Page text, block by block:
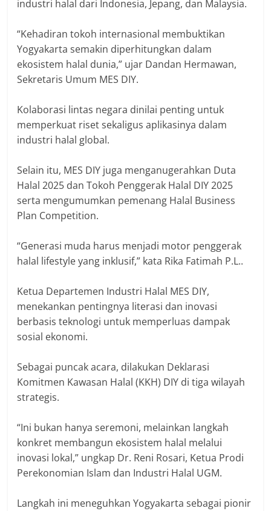
industri halal dari Indonesia, Jepang, dan Malaysia.
‎“Kehadiran tokoh internasional membuktikan
Yogyakarta semakin diperhitungkan dalam
ekosistem halal dunia,” ujar Dandan Hermawan,
Sekretaris Umum MES DIY.
‎Kolaborasi lintas negara dinilai penting untuk
memperkuat riset sekaligus aplikasinya dalam
industri halal global.
‎Selain itu, MES DIY juga menganugerahkan Duta
Halal 2025 dan Tokoh Penggerak Halal DIY 2025
serta mengumumkan pemenang Halal Business
Plan Competition.
‎“Generasi muda harus menjadi motor penggerak
halal lifestyle yang inklusif,” kata Rika Fatimah P.L..
‎Ketua Departemen Industri Halal MES DIY,
menekankan pentingnya literasi dan inovasi
berbasis teknologi untuk memperluas dampak
sosial ekonomi.
‎Sebagai puncak acara, dilakukan Deklarasi
Komitmen Kawasan Halal (KKH) DIY di tiga wilayah
strategis.
‎“Ini bukan hanya seremoni, melainkan langkah
konkret membangun ekosistem halal melalui
inovasi lokal,” ungkap Dr. Reni Rosari, Ketua Prodi
Perekonomian Islam dan Industri Halal UGM.
‎Langkah ini meneguhkan Yogyakarta sebagai pionir